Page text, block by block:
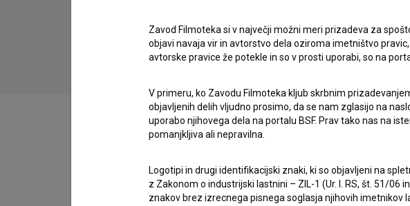
(2020)
Filmografija (3)
Zavod Filmoteka si v največji možni meri prizadeva za
objavi navaja vir in avtorstvo dela oziroma imetništvo
avtorske pravice že potekle in so v prosti uporabi, so na
V primeru, ko Zavodu Filmoteka kljub skrbnim
objavljenih delih vljudno prosimo, da se nam zglasijo na
uporabo njihovega dela na portalu BSF. Prav tako nas na
pomanjkljiva ali nepravilna.
Logotipi in drugi identifikacijski znaki, ki so objavljeni na
z Zakonom o industrijski lastnini – ZIL-1 (Ur. l. RS, št. 51/06
znakov brez izrecnega pisnega soglasja njihovih imetnikov